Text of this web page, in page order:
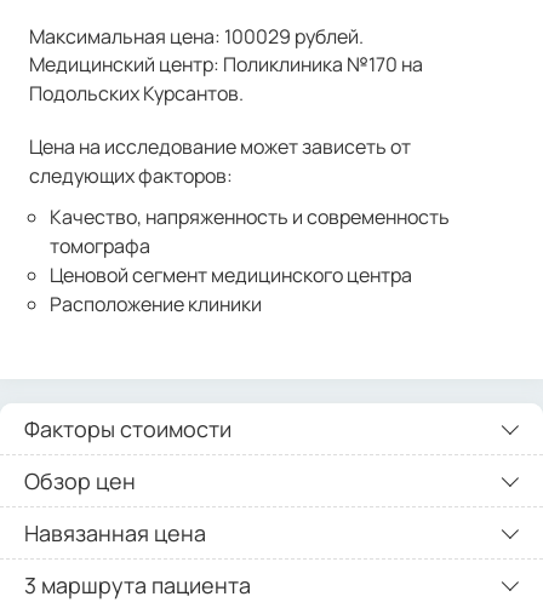
Максимальная цена: 100029 рублей.
Медицинский центр: Поликлиника №170 на
Подольских Курсантов.
Цена на исследование может зависеть от
следующих факторов:
Качество, напряженность и современность
томографа
Ценовой сегмент медицинского центра
Расположение клиники
Факторы стоимости
Обзор цен
Навязанная цена
3 маршрута пациента